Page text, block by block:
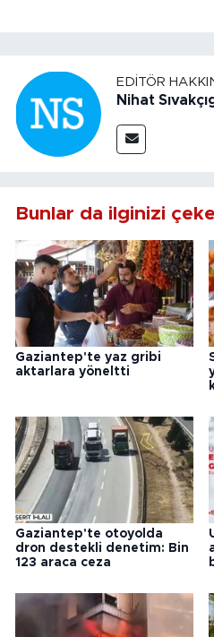
EDITÖR
Nihat
Bunlar da ilginizi
Gaziantep'te yaz gribi
aktarlara yöneltti
Gaziantep'te otoyolda
dron destekli denetim: Bin
123 araca ceza